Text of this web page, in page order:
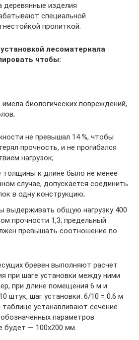
деревянные изделия
специальной
пропиткой.
лесоматериала
чтобы:
имела биологических повреждений,
не превышал 14 %, чтобы
прочность, и не прогибался
нагрузок;
толщины к длине было не менее
случае, допускается соединить
в одну конструкцию;
выдерживать общую нагрузку 400
прочности 1,3; предельный
превышать соотношение по
бревен выполняют расчет
при шаге установки между ними
при длине помещения 6 м и
штук, шаг установки: 6/10 = 0.6 м
устанавливают сечение
параметров
будет — 100х200 мм.